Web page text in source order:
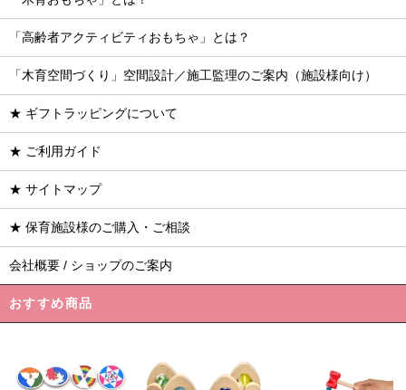
「高齢者アクティビティおもちゃ」とは？
「木育空間づくり」空間設計／施工監理のご案内（施設様向け）
★ ギフトラッピングについて
★ ご利用ガイド
★ サイトマップ
★ 保育施設様のご購入・ご相談
会社概要 / ショップのご案内
おすすめ商品